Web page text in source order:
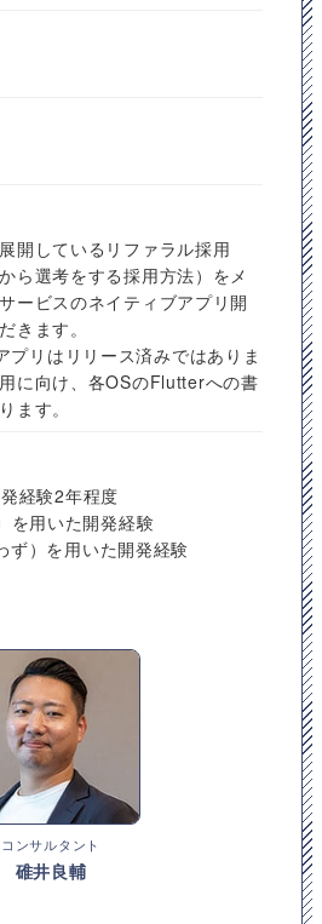
開しているリファラル採用
ら選考をする採用方法）をメ
ービスのネイティブアプリ開
きます。
リはリリース済みではありま
に向け、各OSのFlutterへの書
ます。
経験2年程度
を用いた開発経験
ず）を用いた開発経験
コンサルタント
碓井良輔